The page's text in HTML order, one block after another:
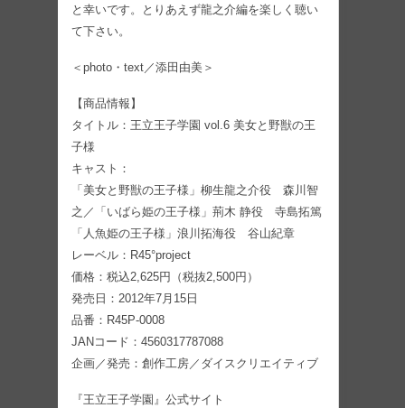
と幸いです。とりあえず龍之介編を楽しく聴い
て下さい。
＜photo・text／添田由美＞
【商品情報】
タイトル：王立王子学園 vol.6 美女と野獣の王
子様
キャスト：
「美女と野獣の王子様」柳生龍之介役 森川智
之／「いばら姫の王子様」荊木 静役 寺島拓篤
「人魚姫の王子様」浪川拓海役 谷山紀章
レーベル：R45°project
価格：税込2,625円（税抜2,500円）
発売日：2012年7月15日
品番：R45P-0008
JANコード：4560317787088
企画／発売：創作工房／ダイスクリエイティブ
『王立王子学園』公式サイト